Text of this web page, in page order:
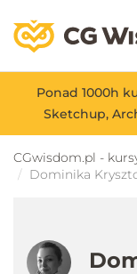
Ponad 1000h
Sketchup,
CGwisdom.pl -
Dominika